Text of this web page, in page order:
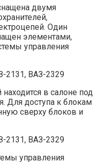
двумя
Один
элементами,
управления
в салоне под
Для доступа к блокам
сверху блоков и
управления